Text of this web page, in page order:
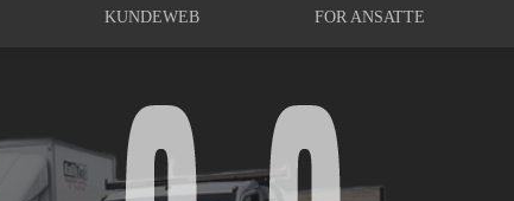
KUNDEWEB FOR ANSATTE